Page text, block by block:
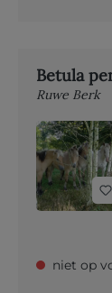
Ruwe Berk
niet op